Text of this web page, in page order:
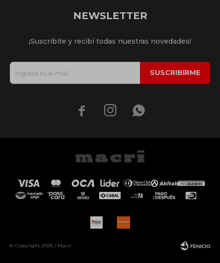
NEWSLETTER
¡Suscribite y recibí todas nuestras novedades!
SUSCRIBIRME
  
© Copyright 2026 / Macri